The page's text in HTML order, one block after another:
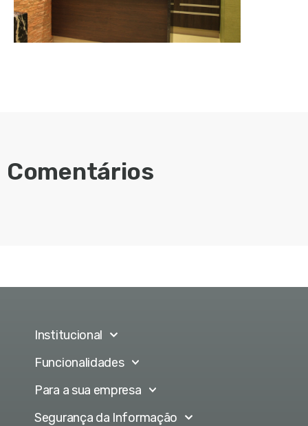
Comentários
Institucional
Funcionalidades
Para a sua empresa
Segurança da Informação